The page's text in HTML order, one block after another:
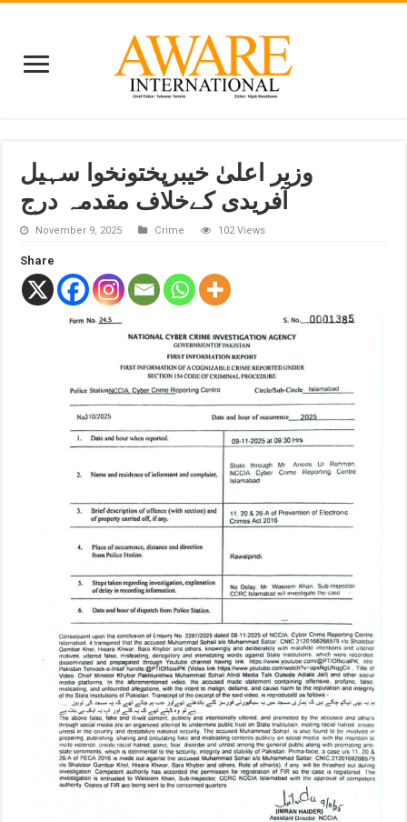
وزیر اعلیٰ خیبرپختونخوا سہیل
آفریدی کےخلاف مقدمہ درج
November 9, 2025 Crime 102 Views
Share